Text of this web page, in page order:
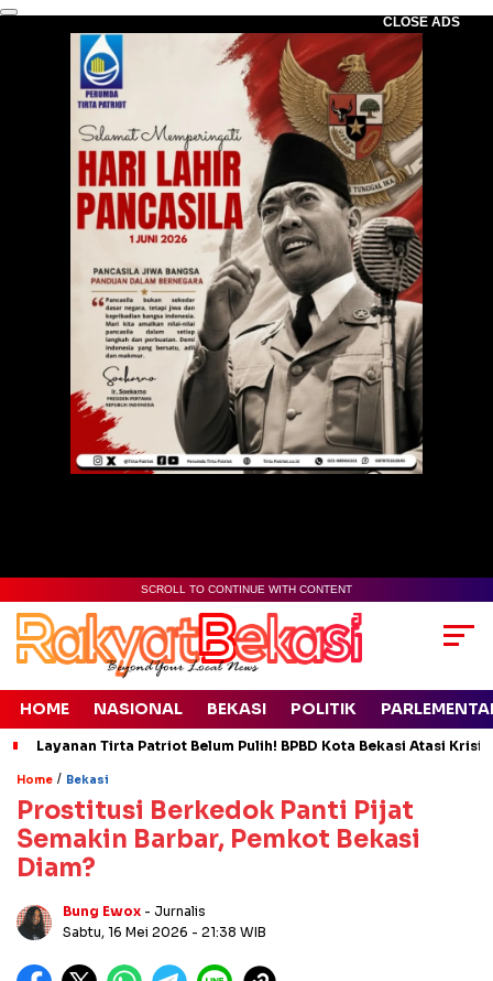
CLOSE ADS
SCROLL TO CONTINUE WITH CONTENT
HOME NASIONAL BEKASI POLITIK
Layanan Tirta Patriot Belum Pulih! BPBD Kota Bekasi Atasi
Home / Bekasi
Prostitusi Berkedok Panti Pijat
Semakin Barbar, Pemkot Bekasi
Diam?
Bung Ewox - Jurnalis
Sabtu, 16 Mei 2026 - 21:38 WIB